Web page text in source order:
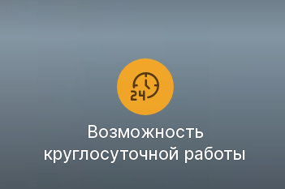
Возможность
круглосуточной работы